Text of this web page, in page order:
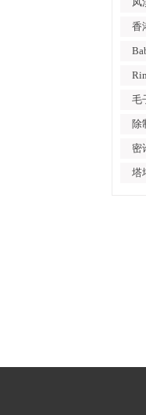
香
毛
除
密
塔